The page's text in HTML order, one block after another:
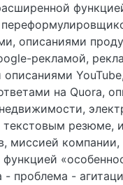
описаниями
рекламой,
описаниями
на Quora,
резюме,
миссией компании,
функцией
- проблема -